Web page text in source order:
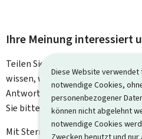
Diese Website
notwendige Cookies,
personenbezogener
können nicht abgelehnt
notwendige Cookies
Zwecken benutzt und
Ihre Meinung interessiert
Teilen Sie uns Ihre Meinung zu
wissen, was wir verbessern
Antwort auf Ihr Feedback. Für
Sie bitte das Kontaktformular.
Mit Stern gekennzeichnete